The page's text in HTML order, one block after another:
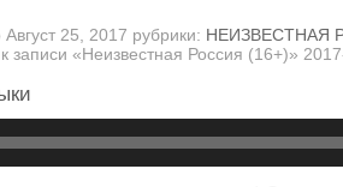
25, 2017 рубрики: НЕИЗВЕСТНАЯ
к записи «Неизвестная Россия (16+)»